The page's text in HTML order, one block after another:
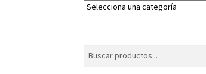
S
eBuscar